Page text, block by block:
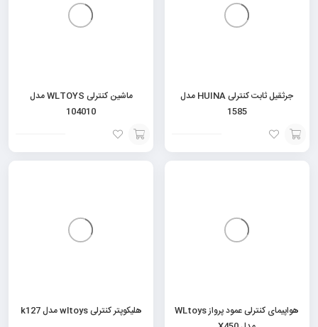
جرثقیل ثابت کنترلی HUINA مدل
1585
افزودن
ماشین کنترلی WLTOYS مدل
104010
افزودن
هواپیمای کنترلی عمود پرواز WLtoys
هلیکوپتر کنترلی wltoys مدل k127